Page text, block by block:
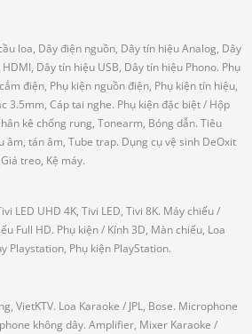
loa, Dây điện nguồn, Dây tín hiệu Analog, Dây
Dây tín hiệu USB, Dây tín hiệu Phono. Phụ
điện, Phụ kiện nguồn điện, Phụ kiện tín hiệu,
3.5mm, Cáp tai nghe. Phụ kiện đặc biệt/ Hộp
kê chống rung, Tonearm, Bóng dẫn. Tiêu
âm, tán âm, Tube trap. Dụng cụ vệ sinh DeOxit
treo, Kệ máy.
LED UHD 4K, Tivi LED, Tivi 8K. Máy chiếu/
Full HD. Phụ kiện/ Kính 3D, Màn chiếu, Loa
Playstation, Phụ kiện PlayStation.
VietKTV. Loa Karaoke / JPL, Bose. Microphone
không dây. Amplifier, Mixer Karaoke /